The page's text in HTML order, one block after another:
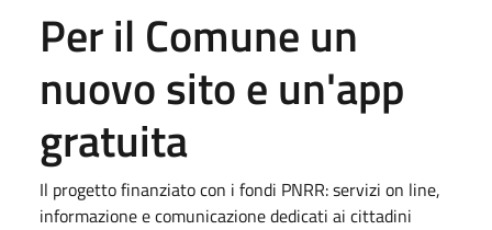
Per il Comune un
nuovo sito e un'app
gratuita
Il progetto finanziato con i fondi PNRR: servizi on line,
informazione e comunicazione dedicati ai cittadini